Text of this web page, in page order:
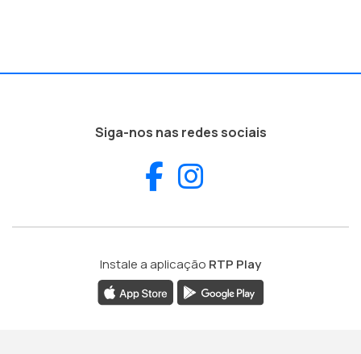
Siga-nos nas redes sociais
Facebook
Instale a aplicação RTP Play